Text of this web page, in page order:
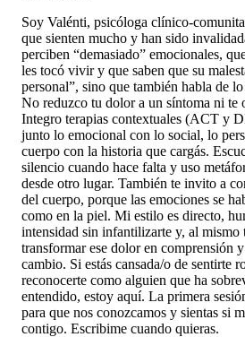
Soy Valénti, psicóloga clínico-
que sienten mucho y han sido
perciben “demasiado” emocionales,
les tocó vivir y que saben que su
personal”, sino que también habla de
No reduzco tu dolor a un síntoma ni te
Integro terapias contextuales (ACT y
junto lo emocional con lo social, lo
cuerpo con la historia que cargás.
silencio cuando hace falta y uso
desde otro lugar. También te invito a
del cuerpo, porque las emociones se
como en la piel. Mi estilo es directo,
intensidad sin infantilizarte y, al mismo
transformar ese dolor en comprensión
cambio. Si estás cansada/o de sentirte
reconocerte como alguien que ha
entendido, estoy aquí. La primera
para que nos conozcamos y sientas si
contigo. Escribime cuando quieras.